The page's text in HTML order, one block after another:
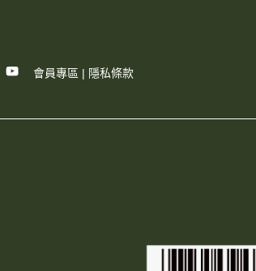
會員專區 | 隱私條款